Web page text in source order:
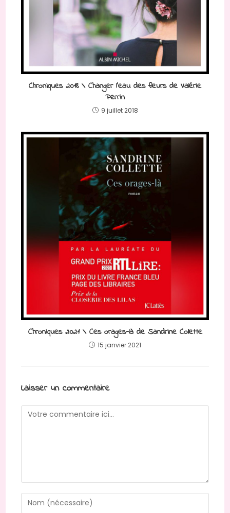
Chroniques 2018 \ Changer l’eau des fleurs de Valérie
Perrin
9 juillet 2018
Chroniques 2021 \ Ces orages-là de Sandrine Collette
15 janvier 2021
Laisser un commentaire
Comment
Enter